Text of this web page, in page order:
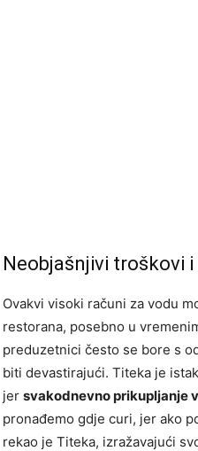
Neobjašnjivi troškovi
Ovakvi visoki računi za vodu
restorana, posebno u
preduzetnici često se bore s
biti devastirajući. Titeka je
jer svakodnevno prikupljanje
pronađemo gdje curi, jer ako
rekao je Titeka, izražavajući